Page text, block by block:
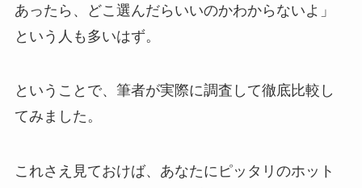
あったら、どこ選んだらいいのかわからないよ」
という人も多いはず。
ということで、筆者が実際に調査して徹底比較し
てみました。
これさえ見ておけば、あなたにピッタリのホット